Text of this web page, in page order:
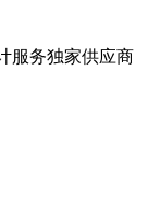
服务独家供应商